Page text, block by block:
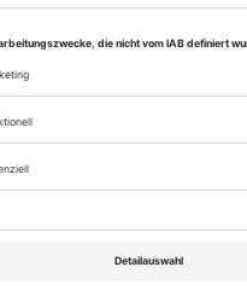
Bühnentechnische
theatertechnische
deutschsprachigen
verbreitet und wird
gelesen.
Sie erhalten Zugang
und können sowohl